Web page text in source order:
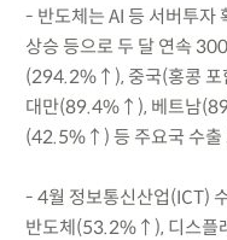
- 반도체는 AI 등 서버투자
상승 등으로 두 달 연속
(294.2%↑), 중국(홍콩
대만(89.4%↑), 베트남
(42.5%↑) 등 주요국 수출
- 4월 정보통신산업(ICT)
반도체(53.2%↑), 디스